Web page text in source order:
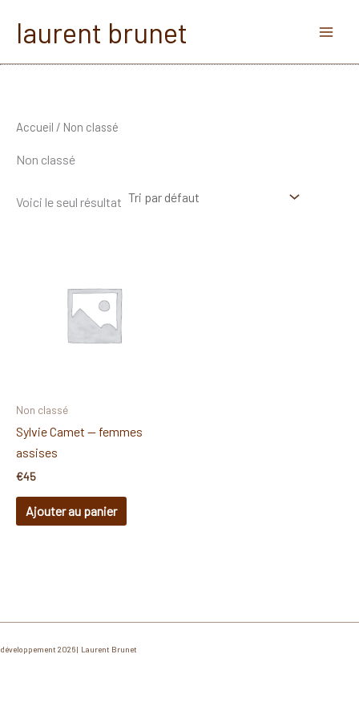
laurent brunet
Accueil / Non classé
Non classé
Voici le seul résultat
Non classé
Sylvie Camet — femmes
assises
€45
Ajouter au panier
développement 2026 | Laurent Brunet